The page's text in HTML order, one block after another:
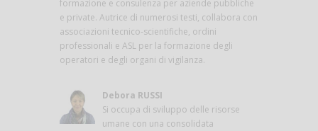
formazione e consulenza per aziende pubbliche
e private. Autrice di numerosi testi, collabora con
associazioni tecnico-scientifiche, ordini
professionali e ASL per la formazione degli
operatori e degli organi di vigilanza.
Debora RUSSI
Si occupa di sviluppo delle risorse
umane con una consolidata